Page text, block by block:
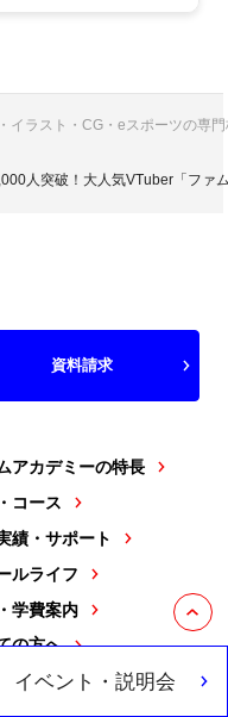
イラスト・CG・eスポーツの専
人突破！大人気VTuber「フ
アカデミーの特長
コース
績・サポート
ルライフ
学費案内
の方へ
資料請求
イベント・説明会